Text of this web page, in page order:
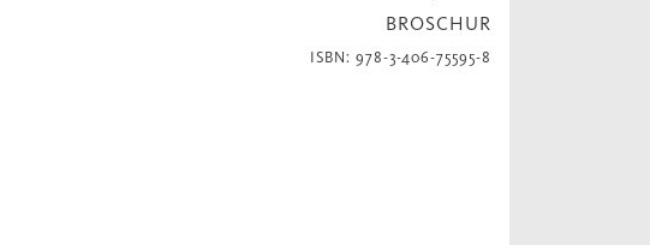
BROSCHUR
ISBN: 978-3-406-75595-8